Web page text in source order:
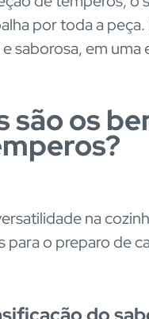
por toda a
saborosa, em
são os
na
para o preparo de